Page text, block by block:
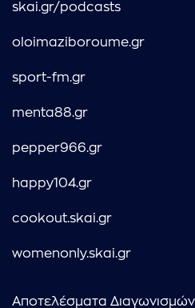
skai.gr/podcasts
oloimaziboroume.gr
sport-fm.gr
menta88.gr
pepper966.gr
happy104.gr
cookout.skai.gr
womenonly.skai.gr
Αποτελέσματα Διαγωνισμών